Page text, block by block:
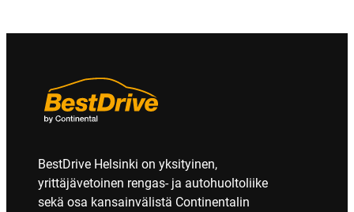
BestDrive Helsinki on yksityinen,
yrittäjävetoinen rengas- ja autohuoltoliike
sekä osa kansainvälistä Continentalin